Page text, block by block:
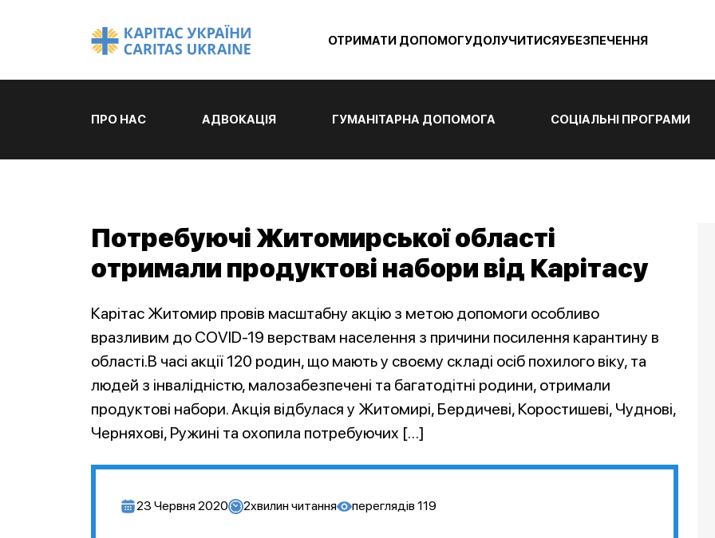
ОТРИМАТИ ДОПОМОГУДОЛУЧИТИСЯУБЕЗПЕЧЕННЯ
ПРО НАС АДВОКАЦІЯ ГУМАНІТАРНА ДОПОМОГА СОЦІАЛЬНІ ПРОГРАМИ
Потребуючі Житомирської області
отримали продуктові набори від Карітасу
Карітас Житомир провів масштабну акцію з метою допомоги особливо
вразливим до COVID-19 верствам населення з причини посилення карантину в
області.В часі акції 120 родин, що мають у своєму складі осіб похилого віку, та
людей з інвалідністю, малозабезпечені та багатодітні родини, отримали
продуктові набори. Акція відбулася у Житомирі, Бердичеві, Коростишеві, Чуднові,
Черняхові, Ружині та охопила потребуючих […]
23 Червня 2020 2хвилин читання переглядів 119